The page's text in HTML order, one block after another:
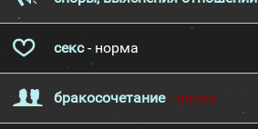
секс- норма
бракосочетание- плохо